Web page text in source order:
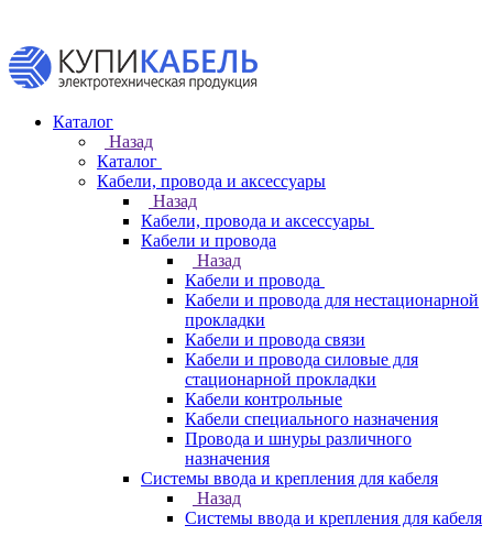
Каталог
Назад
Каталог
Кабели, провода и аксессуары
Назад
Кабели, провода и аксессуары
Кабели и провода
Назад
Кабели и провода
Кабели и провода для нестационарной
прокладки
Кабели и провода связи
Кабели и провода силовые для
стационарной прокладки
Кабели контрольные
Кабели специального назначения
Провода и шнуры различного
назначения
Системы ввода и крепления для кабеля
Назад
Системы ввода и крепления для кабеля